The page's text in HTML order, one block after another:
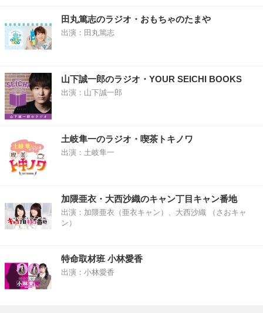
田丸篤志のラジオ・おもちゃのたまや
出演：田丸篤志
山下誠一郎のラジオ・YOUR SEICHI BOOKS
出演：山下誠一郎
土岐隼一のラジオ・喫茶トキノワ
出演：土岐隼一
加隈亜衣・大西沙織のキャン丁目キャン番地
出演：加隈亜衣（亜衣キャン）、大西沙織 （さおキャ
ン）
特命取材班 小林愛香
出演：小林愛香